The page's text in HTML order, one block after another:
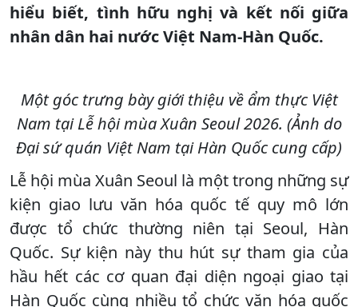
hiểu biết, tình hữu nghị và kết nối giữa
nhân dân hai nước Việt Nam-Hàn Quốc.
Một góc trưng bày giới thiệu về ẩm thực Việt
Nam tại Lễ hội mùa Xuân Seoul 2026. (Ảnh do
Đại sứ quán Việt Nam tại Hàn Quốc cung cấp)
Lễ hội mùa Xuân Seoul là một trong những sự
kiện giao lưu văn hóa quốc tế quy mô lớn
được tổ chức thường niên tại Seoul, Hàn
Quốc. Sự kiện này thu hút sự tham gia của
hầu hết các cơ quan đại diện ngoại giao tại
Hàn Quốc cùng nhiều tổ chức văn hóa quốc